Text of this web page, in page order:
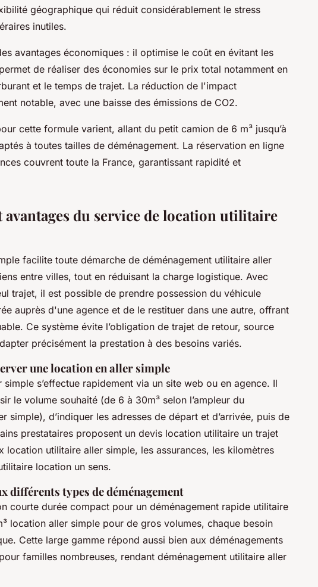
géographique qui réduit considérablement le stress
inutiles.
avantages économiques : il optimise le coût en évitant les
de réaliser des économies sur le prix total notamment en
et le temps de trajet. La réduction de l'impact
notable, avec une baisse des émissions de CO2.
cette formule varient, allant du petit camion de 6 m³ jusqu’à
à toutes tailles de déménagement. La réservation en ligne
couvrent toute la France, garantissant rapidité et
du service de location utilitaire
facilite toute démarche de déménagement utilitaire aller
entre villes, tout en réduisant la charge logistique. Avec
trajet, il est possible de prendre possession du véhicule
auprès d'une agence et de le restituer dans une autre, offrant
Ce système évite l’obligation de trajet de retour, source
précisément la prestation à des besoins variés.
une location en aller simple
s’effectue rapidement via un site web ou en agence. Il
le volume souhaité (de 6 à 30m³ selon l’ampleur du
simple), d’indiquer les adresses de départ et d’arrivée, puis de
prestataires proposent un devis location utilitaire un trajet
location utilitaire aller simple, les assurances, les kilomètres
location un sens.
différents types de déménagement
courte durée compact pour un déménagement rapide utilitaire
location aller simple pour de gros volumes, chaque besoin
Cette large gamme répond aussi bien aux déménagements
familles nombreuses, rendant déménagement utilitaire aller